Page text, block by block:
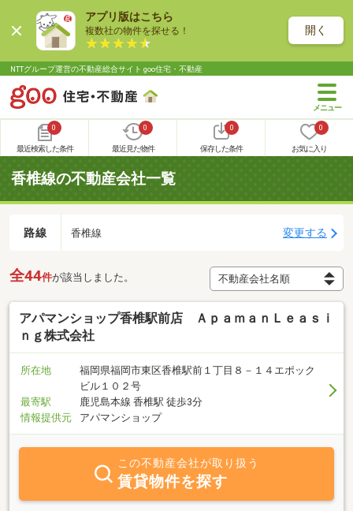
アプリ版はこちら
複数社の物件を探せる！ 開く
NTTグループ運営の不動産総合サイト goo住宅・不動産
0
最近検索した条件
0
最近見た物件
0
保存した条件
0
お気に入り
香椎線の不動産会社一覧
路線 香椎線 変更する
全44件が該当しました。
アパマンショップ香椎駅前店 ＡｐａｍａｎＬｅａｓｉ
ｎｇ株式会社
所在地
福岡県福岡市東区香椎駅前１丁目８－１４エポック
ビル１０２号
最寄駅
鹿児島本線 香椎駅 徒歩3分
情報提供元
アパマンショップ
この不動産会社が取り扱う
賃貸物件を探す